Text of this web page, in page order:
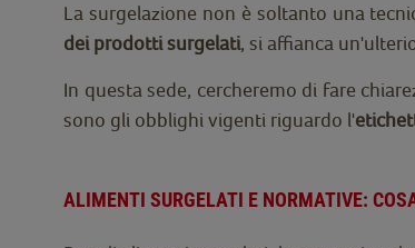
La surgelazione non è soltanto una
dei prodotti surgelati, si affianca
In questa sede, cercheremo di fare
sono gli obblighi vigenti riguardo l'
ALIMENTI SURGELATI E NORMATIVE: